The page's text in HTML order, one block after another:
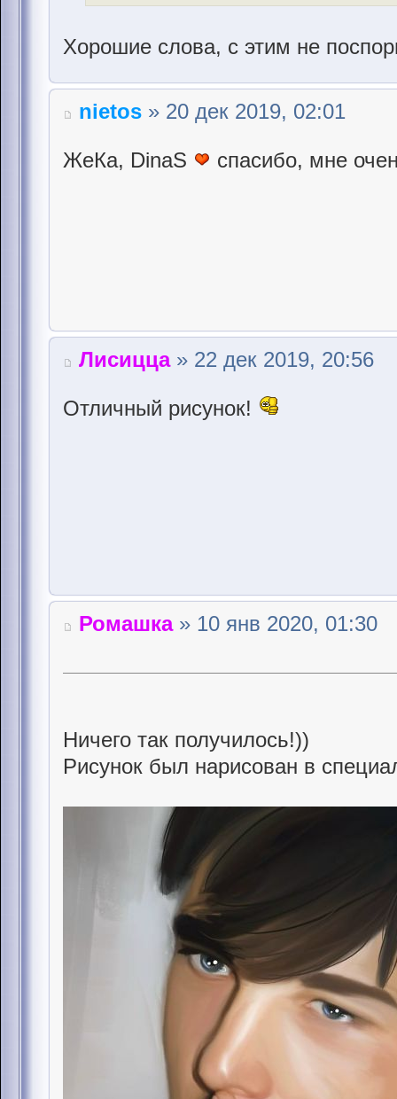
Хорошие слова, с этим не
nietos » 20 дек 2019, 02:01
ЖеКа, DinaS cпасибо, мне
Лисицца» 22 дек 2019, 20:56
Отличный рисyнок!
Ромашка» 10 янв 2020, 01:30
Ничего так получилось!))
Рисунок был нарисован в